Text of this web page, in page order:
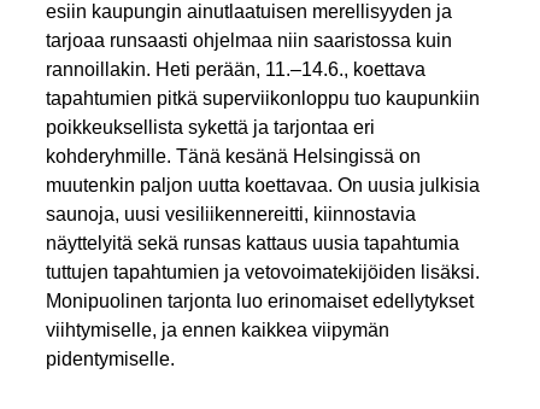
esiin kaupungin ainutlaatuisen merellisyyden ja
tarjoaa runsaasti ohjelmaa niin saaristossa kuin
rannoillakin. Heti perään, 11.–14.6., koettava
tapahtumien pitkä superviikonloppu tuo kaupunkiin
poikkeuksellista sykettä ja tarjontaa eri
kohderyhmille. Tänä kesänä Helsingissä on
muutenkin paljon uutta koettavaa. On uusia julkisia
saunoja, uusi vesiliikennereitti, kiinnostavia
näyttelyitä sekä runsas kattaus uusia tapahtumia
tuttujen tapahtumien ja vetovoimatekijöiden lisäksi.
Monipuolinen tarjonta luo erinomaiset edellytykset
viihtymiselle, ja ennen kaikkea viipymän
pidentymiselle.